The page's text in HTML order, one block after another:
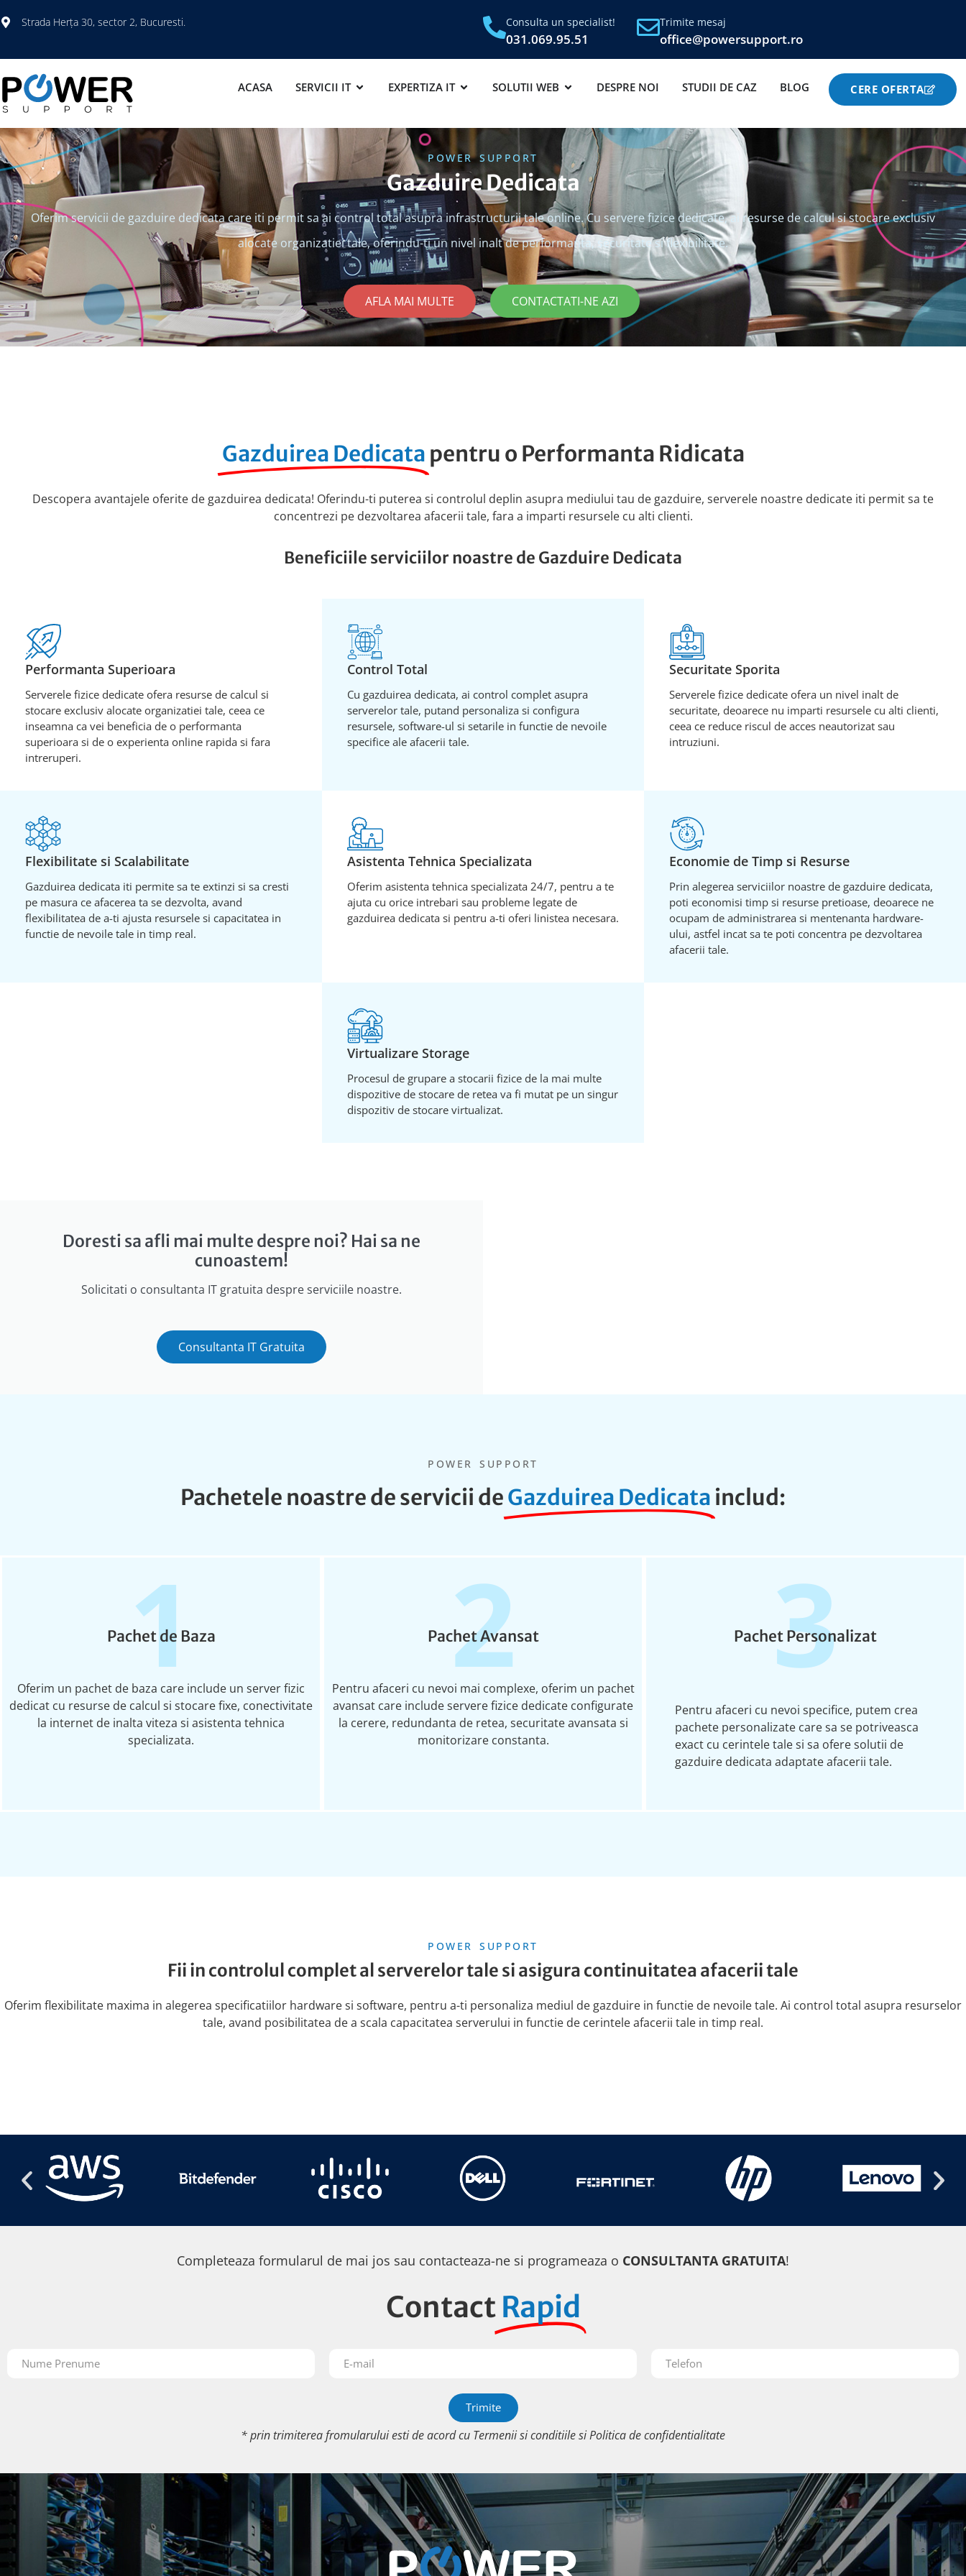
Strada Herța 30, sector 2, Bucuresti. Consulta un specialist!
031.069.95.51
Trimite mesaj
office@powersupport.ro
ACASA SERVICII IT EXPERTIZA IT SOLUTII WEB DESPRE NOI STUDII DE CAZ BLOG CERE OFERTA
POWER SUPPORT
Gazduire Dedicata
Oferim servicii de gazduire dedicata care iti permit sa ai control total asupra infrastructurii tale online. Cu servere fizice dedicate, ai resurse de calcul si stocare exclusiv
alocate organizatiei tale, oferindu-ti un nivel inalt de performanta, securitate si flexibilitate.
AFLA MAI MULTE CONTACTATI-NE AZI
Gazduirea Dedicata pentru o Performanta Ridicata
Descopera avantajele oferite de gazduirea dedicata! Oferindu-ti puterea si controlul deplin asupra mediului tau de gazduire, serverele noastre dedicate iti permit sa te
concentrezi pe dezvoltarea afacerii tale, fara a imparti resursele cu alti clienti.
Beneficiile serviciilor noastre de Gazduire Dedicata
Performanta Superioara
Serverele fizice dedicate ofera resurse de calcul si
stocare exclusiv alocate organizatiei tale, ceea ce
inseamna ca vei beneficia de o performanta
superioara si de o experienta online rapida si fara
intreruperi.
Control Total
Cu gazduirea dedicata, ai control complet asupra
serverelor tale, putand personaliza si configura
resursele, software-ul si setarile in functie de nevoile
specifice ale afacerii tale.
Securitate Sporita
Serverele fizice dedicate ofera un nivel inalt de
securitate, deoarece nu imparti resursele cu alti clienti,
ceea ce reduce riscul de acces neautorizat sau
intruziuni.
Flexibilitate si Scalabilitate
Gazduirea dedicata iti permite sa te extinzi si sa cresti
pe masura ce afacerea ta se dezvolta, avand
flexibilitatea de a-ti ajusta resursele si capacitatea in
functie de nevoile tale in timp real.
Asistenta Tehnica Specializata
Oferim asistenta tehnica specializata 24/7, pentru a te
ajuta cu orice intrebari sau probleme legate de
gazduirea dedicata si pentru a-ti oferi linistea necesara.
Economie de Timp si Resurse
Prin alegerea serviciilor noastre de gazduire dedicata,
poti economisi timp si resurse pretioase, deoarece ne
ocupam de administrarea si mentenanta hardware-
ului, astfel incat sa te poti concentra pe dezvoltarea
afacerii tale.
Virtualizare Storage
Procesul de grupare a stocarii fizice de la mai multe
dispozitive de stocare de retea va fi mutat pe un singur
dispozitiv de stocare virtualizat.
Doresti sa afli mai multe despre noi? Hai sa ne
cunoastem!
Solicitati o consultanta IT gratuita despre serviciile noastre.
Consultanta IT Gratuita
POWER SUPPORT
Pachetele noastre de servicii deGazduirea Dedicata includ:
1
Pachet de Baza
Oferim un pachet de baza care include un server fizic
dedicat cu resurse de calcul si stocare fixe, conectivitate
la internet de inalta viteza si asistenta tehnica
specializata.
2
Pachet Avansat
Pentru afaceri cu nevoi mai complexe, oferim un pachet
avansat care include servere fizice dedicate configurate
la cerere, redundanta de retea, securitate avansata si
monitorizare constanta.
3
Pachet Personalizat
Pentru afaceri cu nevoi specifice, putem crea
pachete personalizate care sa se potriveasca
exact cu cerintele tale si sa ofere solutii de
gazduire dedicata adaptate afacerii tale.
POWER SUPPORT
Fii in controlul complet al serverelor tale si asigura continuitatea afacerii tale
Oferim flexibilitate maxima in alegerea specificatiilor hardware si software, pentru a-ti personaliza mediul de gazduire in functie de nevoile tale. Ai control total asupra resurselor
tale, avand posibilitatea de a scala capacitatea serverului in functie de cerintele afacerii tale in timp real.
Completeaza formularul de mai jos sau contacteaza-ne si programeaza o CONSULTANTA GRATUITA!
Contact Rapid
Trimite
* prin trimiterea fromularului esti de acord cu Termenii si conditiilesiPolitica de confidentialitate